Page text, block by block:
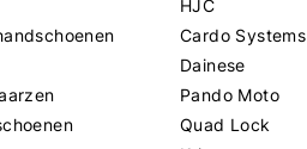
HJC
Cardo Systems
Dainese
Pando Moto
Quad Lock